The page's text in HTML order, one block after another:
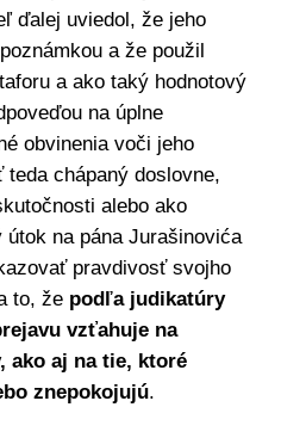
ďalej uviedol, že jeho
a že použil
a ako taký hodnotový
na úplne
obvinenia voči jeho
chápaný doslovne,
alebo ako
útok na pána Jurašinovića
pravdivosť svojho
to, žepodľa judikatúry
vzťahuje na
ako aj na tie, ktoré
znepokojujú.